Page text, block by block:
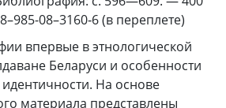
08–3160‑6 (в переплете)
впервые в этнологической
Беларуси и особенности
идентичности. На основе
материала представлены